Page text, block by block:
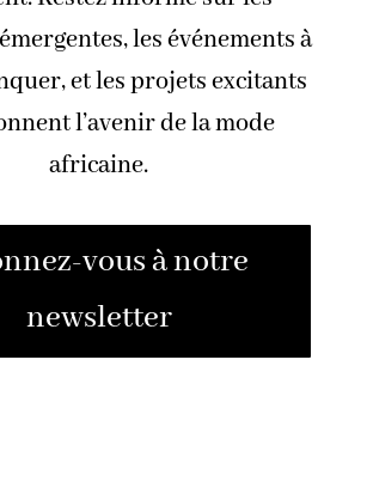
les événements à
et les projets excitants
l’avenir de la mode
africaine.
vous à notre
newsletter